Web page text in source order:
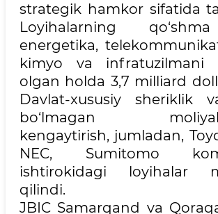
strategik hamkor sifatida
Loyihalarning
energetika,
kimyo va infratuzilmani
olgan holda 3,7 milliard
Davlat-xususiy sheriklik
bo‘lmagan
kengaytirish, jumladan,
NEC, Sumitomo
ishtirokidagi loyihalar
qilindi.
JBIC Samarqand va